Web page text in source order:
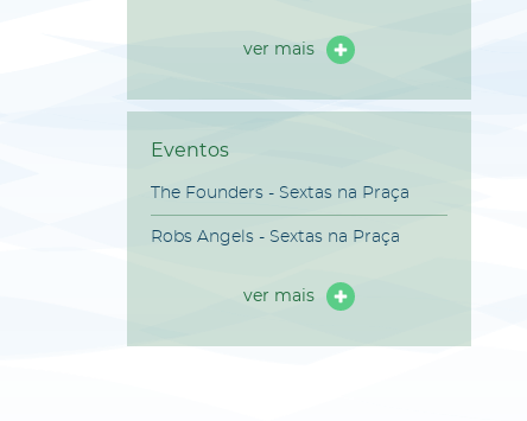
ver mais
Eventos
The Founders - Sextas na Praça
Robs Angels - Sextas na Praça
ver mais